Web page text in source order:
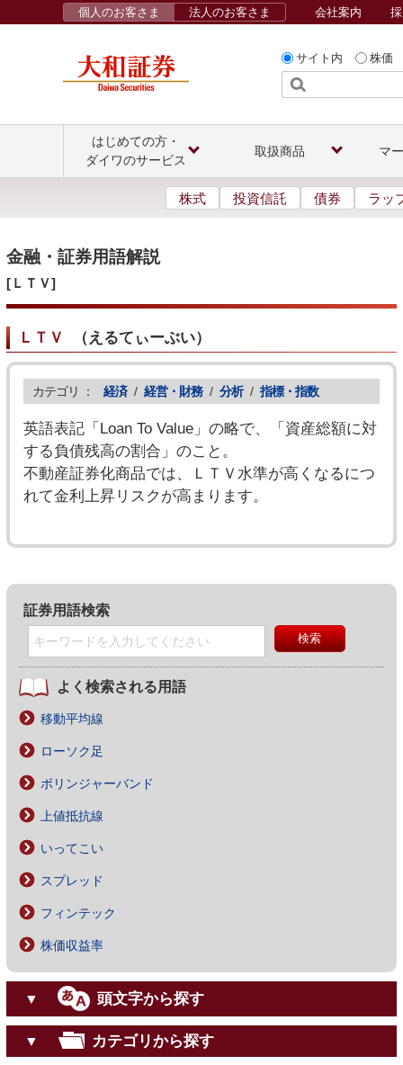
サイト内 株価
個人のお客さま 法人のお客さま 会社案内
はじめての方・
ダイワのサービス
取扱商品 マ
株式 投資信託 債券 ラッ
金融・証券用語解説
[ＬＴＶ]
ＬＴＶ （えるてぃーぶい）
カテゴリ ： 経済 / 経営・財務 / 分析 / 指標・指数
英語表記「Loan To Value」の略で、「資産総額に対
する負債残高の割合」のこと。
不動産証券化商品では、ＬＴＶ水準が高くなるにつ
れて金利上昇リスクが高まります。
証券用語検索
よく検索される用語
移動平均線
ローソク足
ボリンジャーバンド
上値抵抗線
いってこい
スプレッド
フィンテック
株価収益率
▼ 頭文字から探す
▼ カテゴリから探す